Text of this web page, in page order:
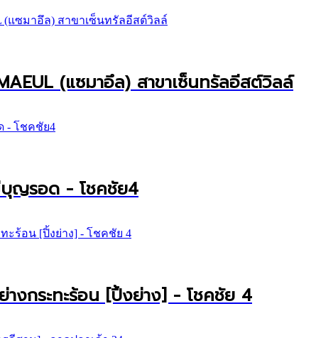
(แซมาอึล) สาขาเซ็นทรัลอีสต์วิลล์
ญรอด - โชคชัย4
างกระทะร้อน [ปิ้งย่าง] - โชคชัย 4